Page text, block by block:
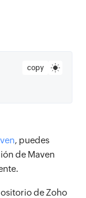
copy
, puedes
de Maven
de Zoho